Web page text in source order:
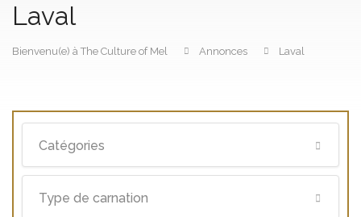
Laval
Bienvenu(e) à The Culture of Mel Annonces Laval
Catégories
Type de carnation